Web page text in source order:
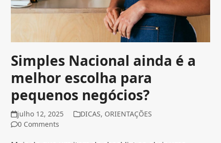
Simples Nacional ainda é a
melhor escolha para
pequenos negócios?
julho 12, 2025 DICAS, ORIENTAÇÕES
0 Comments